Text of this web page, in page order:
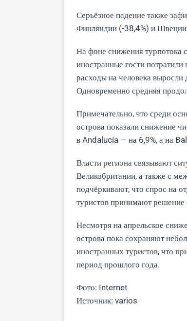
Серьёзное падение также
Финляндии (-38,4%) и
На фоне снижения турпотока
иностранные гости
расходы на человека выросли
Одновременно средняя
Примечательно, что среди
острова показали снижение
в Andalucía — на 6,9%, а на
Власти региона связывают
Великобритании, а также с
подчёркивают, что спрос на
туристов принимают решение
Несмотря на апрельское
острова пока сохраняют
иностранных туристов, что
период прошлого года.
Фото: Internet
Источник: varios